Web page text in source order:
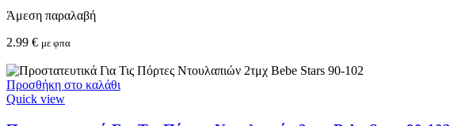
Άμεση παραλαβή
2.99 € με φπα
Προσθήκη στο καλάθι
Quick view